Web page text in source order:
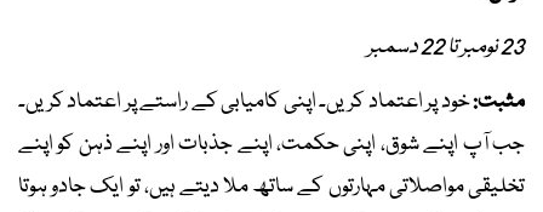
23 نومبر تا 22 دسمبر
مثبت:خود پر اعتماد کریں۔ اپنی کامیابی کے راستے پر اعتماد کریں۔
جب آپ اپنے شوق، اپنی حکمت، اپنے جذبات اور اپنے ذہن کو اپنے
تخلیقی مواصلاتی مہارتوں کے ساتھ ملا دیتے ہیں، تو ایک جادو ہوتا